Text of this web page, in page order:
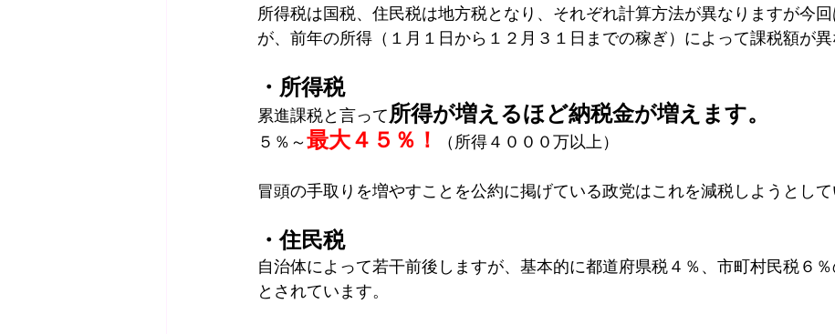
所得税は国税、住民税は地方税となり、それぞれ計算方法が異なりますが今
が、前年の所得（１月１日から１２月３１日までの稼ぎ）によって課税額が異
・所得税
累進課税と言って所得が増えるほど納税金が増えます。
５％～最大４５％！ （所得４０００万以上）
冒頭の手取りを増やすことを公約に掲げている政党はこれを減税しようとして
・住民税
自治体によって若干前後しますが、基本的に都道府県税４％、市町村民税６
とされています。